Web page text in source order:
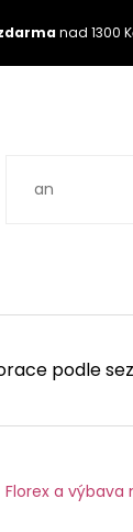
nad 1300
podle
Florex a výbava